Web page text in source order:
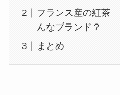
フランス産の紅茶
んなブランド？
まとめ